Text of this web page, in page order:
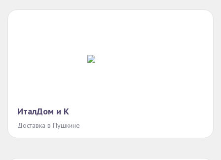
ИталДом и К
Доставка в Пушкине